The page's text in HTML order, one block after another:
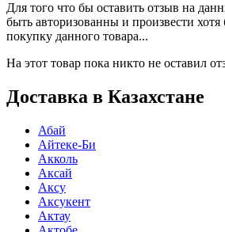
Для того что бы оставить отзыв на
быть авторизованны и произвести
покупку данного товара...
На этот товар пока никто не оставил
Доставка в Казахстане
Абай
Айтеке-Би
Акколь
Аксай
Аксу
Аксукент
Актау